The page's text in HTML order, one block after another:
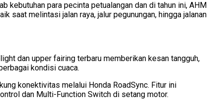
kebutuhan para pecinta petualangan dan di tahun ini, AHM
saat melintasi jalan raya, jalur pegunungan, hingga jalanan
dan upper fairing terbaru memberikan kesan tangguh,
kondisi cuaca.
konektivitas melalui Honda RoadSync. Fitur ini
dan Multi-Function Switch di setang motor.